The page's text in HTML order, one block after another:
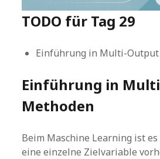
TODO für Tag 29
Einführung in Multi-Output
Einführung in
Methoden
Beim Maschine Learning ist
eine einzelne Zielvariable